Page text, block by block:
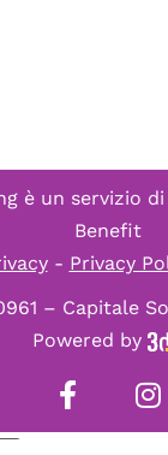
è un servizio di
Benefit
- Privacy
– Capitale
Powered by